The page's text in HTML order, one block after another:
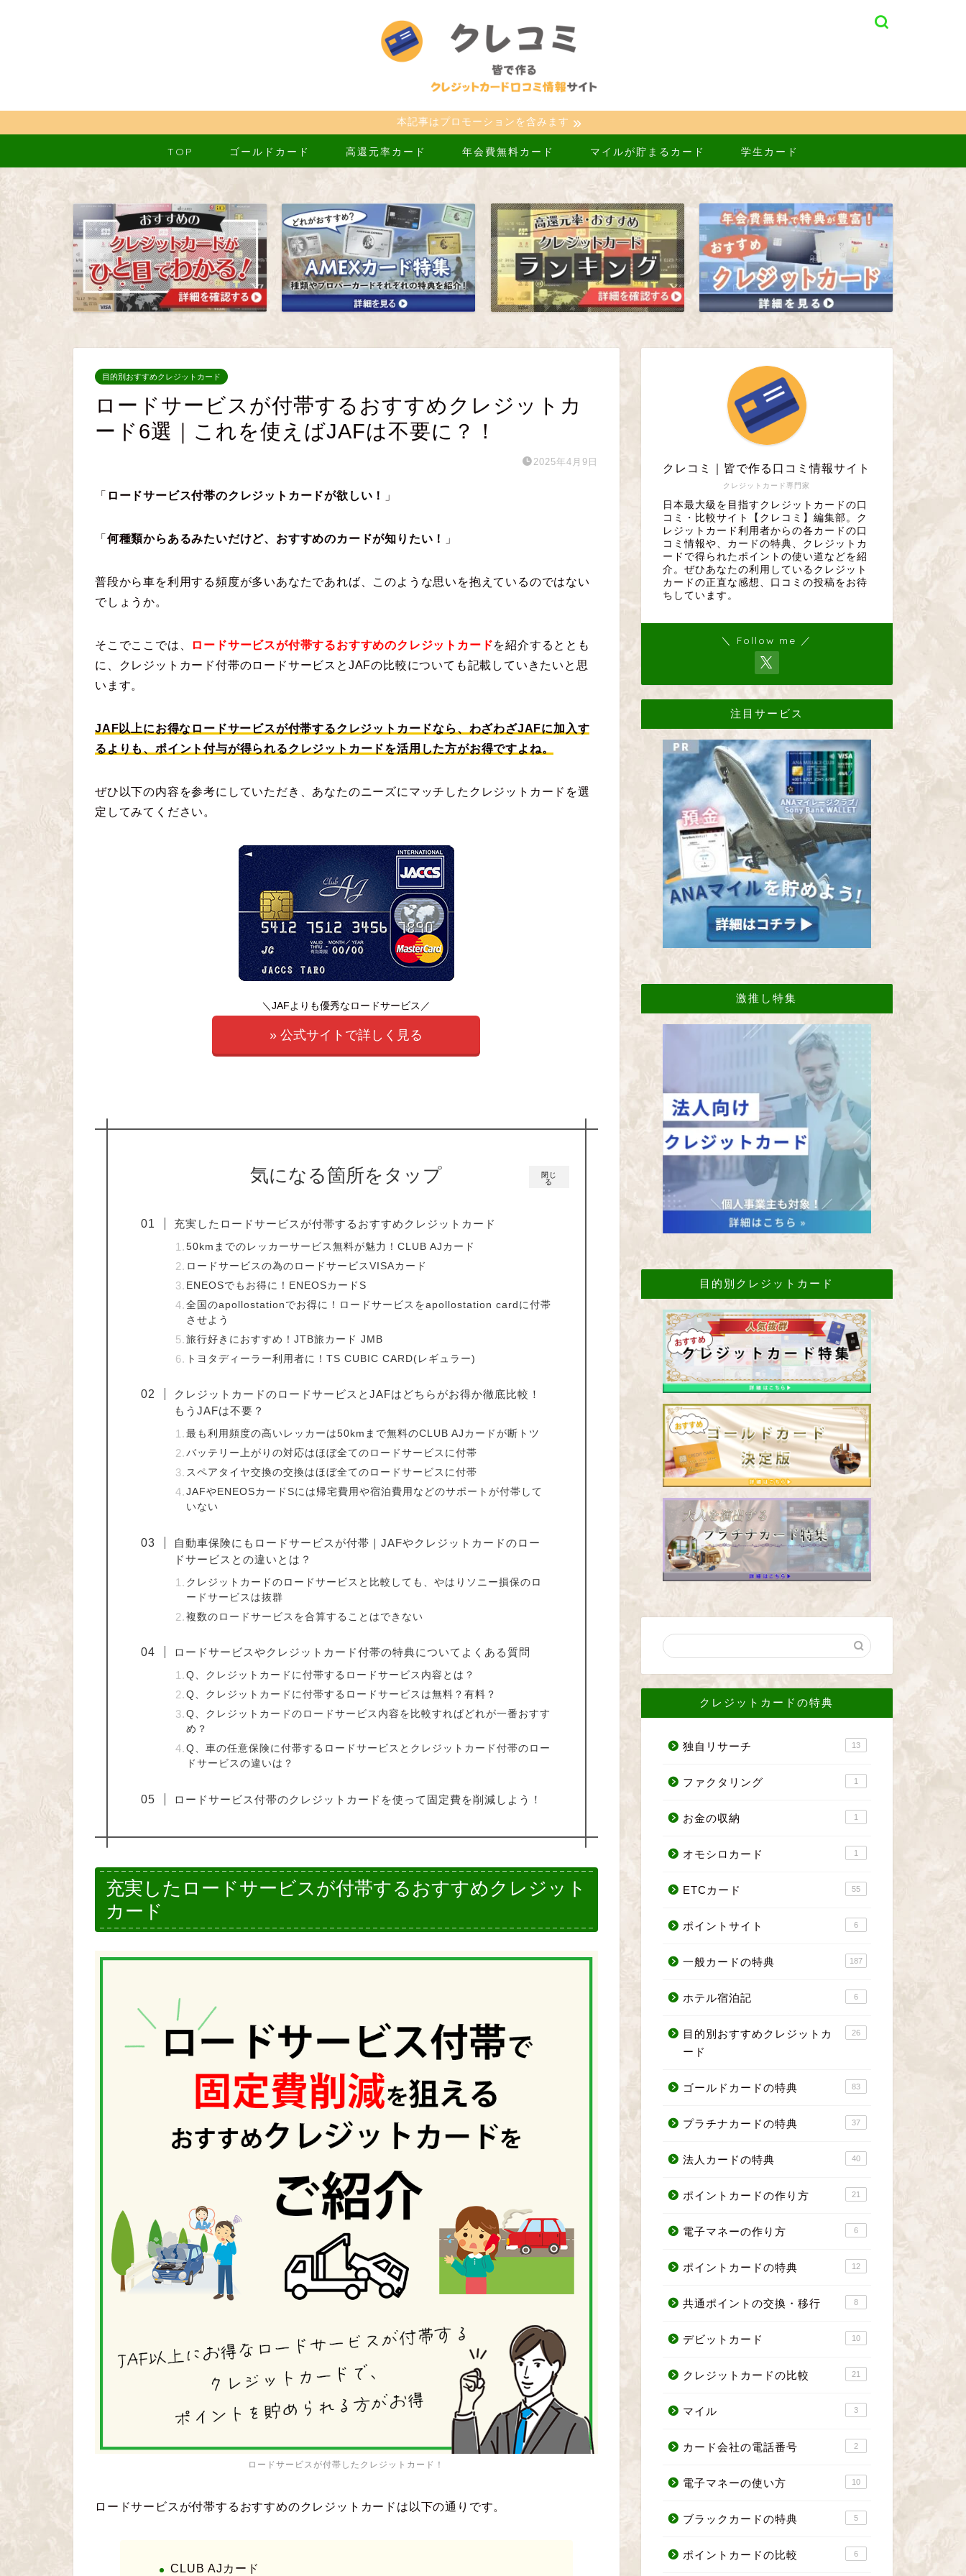
本記事はプロモーションを含みます
TOP ゴールドカード 高還元率カード 年会費無料カード マイルが貯まるカード 学生カード
目的別おすすめクレジットカード
ロードサービスが付帯するおすすめクレジットカ
ード6選｜これを使えばJAFは不要に？！
2025年4月9日
「 ロードサービス付帯のクレジットカードが欲しい！ 」
「 何種類からあるみたいだけど、おすすめのカードが知りたい！ 」
普段から車を利用する頻度が多いあなたであれば、このような思いを抱えているのではない
でしょうか。
そこでここでは、 ロードサービスが付帯するおすすめのクレジットカードを紹介するととも
に、クレジットカード付帯のロードサービスとJAFの比較についても記載していきたいと思
います。
JAF以上にお得なロードサービスが付帯するクレジットカードなら、わざわざJAFに加入す
るよりも、ポイント付与が得られるクレジットカードを活用した方がお得ですよね。
ぜひ以下の内容を参考にしていただき、あなたのニーズにマッチしたクレジットカードを選
定してみてください。
＼JAFよりも優秀なロードサービス／
» 公式サイトで詳しく見る
閉じ
る
気になる箇所をタップ
充実したロードサービスが付帯するおすすめクレジットカード
50kmまでのレッカーサービス無料が魅力！CLUB AJカード
ロードサービスの為のロードサービスVISAカード
ENEOSでもお得に！ENEOSカードS
全国のapollostationでお得に！ロードサービスをapollostation cardに付帯
させよう
旅行好きにおすすめ！JTB旅カード JMB
トヨタディーラー利用者に！TS CUBIC CARD(レギュラー)
クレジットカードのロードサービスとJAFはどちらがお得か徹底比較！
もうJAFは不要？
最も利用頻度の高いレッカーは50kmまで無料のCLUB AJカードが断トツ
バッテリー上がりの対応はほぼ全てのロードサービスに付帯
スペアタイヤ交換の交換はほぼ全てのロードサービスに付帯
JAFやENEOSカードSには帰宅費用や宿泊費用などのサポートが付帯して
いない
自動車保険にもロードサービスが付帯｜JAFやクレジットカードのロー
ドサービスとの違いとは？
クレジットカードのロードサービスと比較しても、やはりソニー損保のロ
ードサービスは抜群
複数のロードサービスを合算することはできない
ロードサービスやクレジットカード付帯の特典についてよくある質問
Q、クレジットカードに付帯するロードサービス内容とは？
Q、クレジットカードに付帯するロードサービスは無料？有料？
Q、クレジットカードのロードサービス内容を比較すればどれが一番おすす
め？
Q、車の任意保険に付帯するロードサービスとクレジットカード付帯のロー
ドサービスの違いは？
ロードサービス付帯のクレジットカードを使って固定費を削減しよう！
充実したロードサービスが付帯するおすすめクレジット
カード
ロードサービスが付帯したクレジットカード！
ロードサービスが付帯するおすすめのクレジットカードは以下の通りです。
CLUB AJカード
クレジットカード専門家
クレコミ｜皆で作る口コミ情報サイト
日本最大級を目指すクレジットカードの口
コミ・比較サイト【クレコミ】編集部。ク
レジットカード利用者からの各カードの口
コミ情報や、カードの特典、クレジットカ
ードで得られたポイントの使い道などを紹
介。ぜひあなたの利用しているクレジット
カードの正直な感想、口コミの投稿をお待
ちしています。
＼ Follow me ／
注目サービス
激推し特集
目的別クレジットカード
クレジットカードの特典
独自リサーチ 13
ファクタリング 1
お金の収納 1
オモシロカード 1
ETCカード 55
ポイントサイト 6
一般カードの特典 187
ホテル宿泊記 6
目的別おすすめクレジットカ
ード
26
ゴールドカードの特典 83
プラチナカードの特典 37
法人カードの特典 40
ポイントカードの作り方 21
電子マネーの作り方 6
ポイントカードの特典 12
共通ポイントの交換・移行 8
デビットカード 10
クレジットカードの比較 21
マイル 3
カード会社の電話番号 2
電子マネーの使い方 10
ブラックカードの特典 5
ポイントカードの比較 6